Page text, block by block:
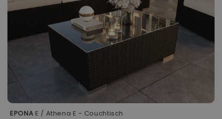
EPONA E / Athena E - Couchtisch